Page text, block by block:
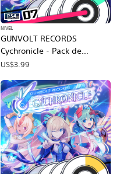
GUNVOLT RECORDS
Cychronicle - Pack de
canciones 7, Lola: ♪Espíritus
♪Magia con las palabras,
♪Destello y felicidad ♪
PS4
NIVEL
US$3.99